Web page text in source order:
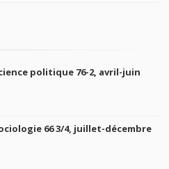
politique 76-2, avril-juin
66 3/4, juillet-décembre